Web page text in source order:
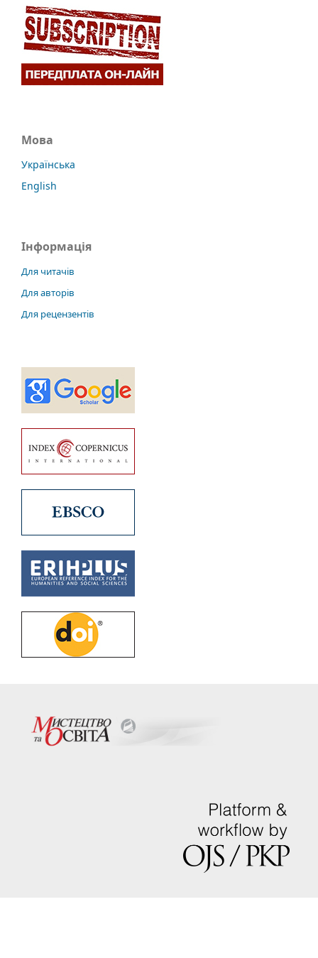
Мова
Українська
English
Інформація
Для читачів
Для авторів
Для рецензентів